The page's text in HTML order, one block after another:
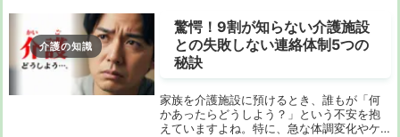
介護の知識
驚愕！9割が知らない介護施設
との失敗しない連絡体制5つの
秘訣
家族を介護施設に預けるとき、誰もが「何
かあったらどうしよう？」という不安を抱
えていますよね。特に、急な体調変化やケ